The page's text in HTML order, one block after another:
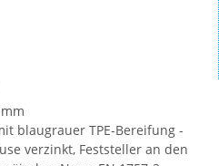
blaugrauer TPE-Bereifung -
verzinkt, Feststeller an den